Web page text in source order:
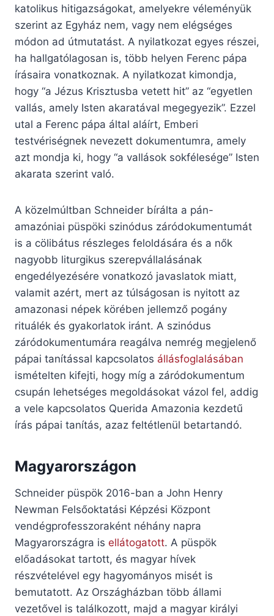
katolikus hitigazságokat, amelyekre véleményük
szerint az Egyház nem, vagy nem elégséges
módon ad útmutatást. A nyilatkozat egyes részei,
ha hallgatólagosan is, több helyen Ferenc pápa
írásaira vonatkoznak. A nyilatkozat kimondja,
hogy “a Jézus Krisztusba vetett hit” az “egyetlen
vallás, amely Isten akaratával megegyezik”. Ezzel
utal a Ferenc pápa által aláírt, Emberi
testvériségnek nevezett dokumentumra, amely
azt mondja ki, hogy “a vallások sokfélesége” Isten
akarata szerint való.
A közelmúltban Schneider bírálta a pán-
amazóniai püspöki szinódus záródokumentumát
is a cölibátus részleges feloldására és a nők
nagyobb liturgikus szerepvállalásának
engedélyezésére vonatkozó javaslatok miatt,
valamit azért, mert az túlságosan is nyitott az
amazonasi népek körében jellemző pogány
rituálék és gyakorlatok iránt. A szinódus
záródokumentumára reagálva nemrég megjelenő
pápai tanítással kapcsolatos állásfoglalásában
ismételten kifejti, hogy míg a záródokumentum
csupán lehetséges megoldásokat vázol fel, addig
a vele kapcsolatos Querida Amazonia kezdetű
írás pápai tanítás, azaz feltétlenül betartandó.
Magyarországon
Schneider püspök 2016-ban a John Henry
Newman Felsőoktatási Képzési Központ
vendégprofesszoraként néhány napra
Magyarországra is ellátogatott. A püspök
előadásokat tartott, és magyar hívek
részvételével egy hagyományos misét is
bemutatott. Az Országházban több állami
vezetővel is találkozott, majd a magyar királyi